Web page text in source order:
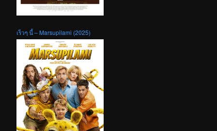
เร็วๆ นี้ – Marsupilami (2025)